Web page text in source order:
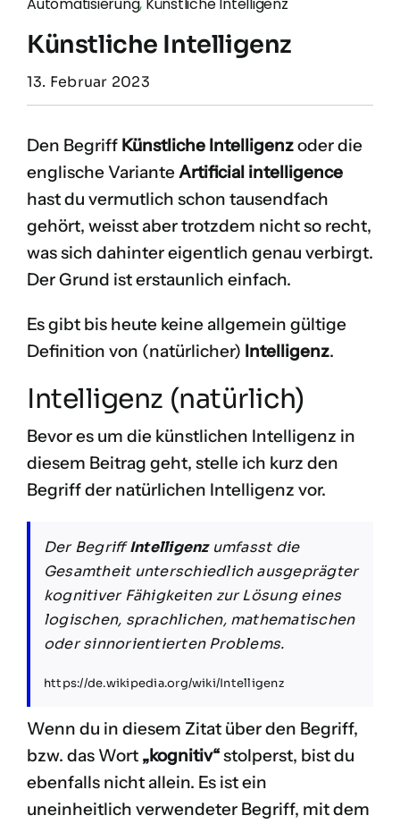
Künstliche Intelligenz
13. Februar 2023
Den Begriff Künstliche Intelligenzoder die
englische Variante Artificial intelligence
hast du vermutlich schon tausendfach
gehört, weisst aber trotzdem nicht so recht,
was sich dahinter eigentlich genau verbirgt.
Der Grund ist erstaunlich einfach.
Es gibt bis heute keine allgemein gültige
Definition von (natürlicher) Intelligenz.
Intelligenz (natürlich)
Bevor es um die künstlichen Intelligenz in
diesem Beitrag geht, stelle ich kurz den
Begriff der natürlichen Intelligenz vor.
Der BegriffIntelligenzumfasst die
Gesamtheit unterschiedlich ausgeprägter
kognitiver Fähigkeiten zur Lösung eines
logischen, sprachlichen, mathematischen
oder sinnorientierten Problems.
https://de.wikipedia.org/wiki/Intelligenz
Wenn du in diesem Zitat über den Begriff,
bzw. das Wort „kognitiv“stolperst, bist du
ebenfalls nicht allein. Es ist ein
uneinheitlich verwendeter Begriff, mit dem